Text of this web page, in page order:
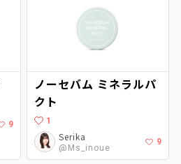
9
ノーセバム ミネラルパ
クト
1
Serika
@Ms_inoue
9